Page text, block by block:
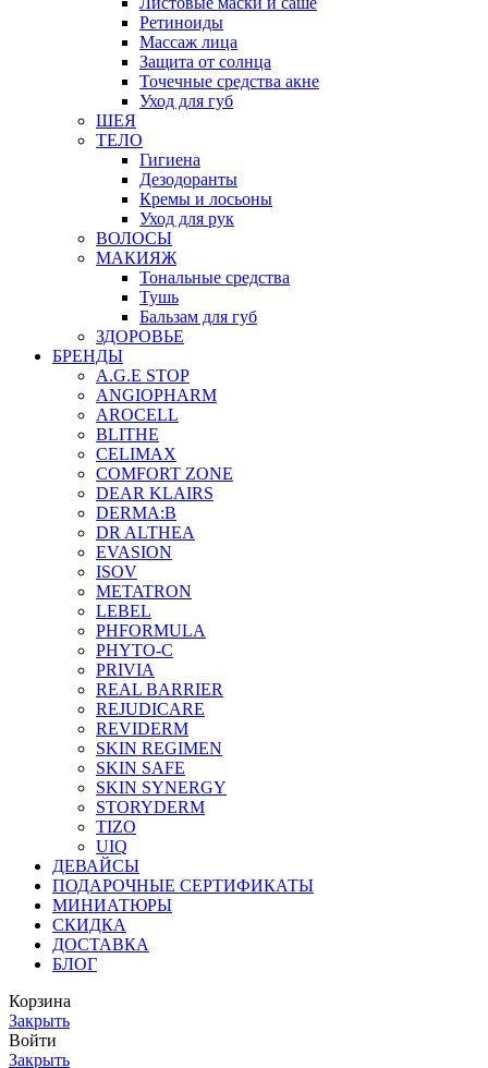
Ретиноиды
Массаж лица
Защита от солнца
Точечные средства акне
Уход для губ
ШЕЯ
ТЕЛО
Гигиена
Дезодоранты
Кремы и лосьоны
Уход для рук
ВОЛОСЫ
МАКИЯЖ
Тональные средства
Тушь
Бальзам для губ
ЗДОРОВЬЕ
БРЕНДЫ
A.G.E STOP
ANGIOPHARM
AROCELL
BLITHE
CELIMAX
COMFORT ZONE
DEAR KLAIRS
DERMA:B
DR ALTHEA
EVASION
ISOV
METATRON
LEBEL
PHFORMULA
PHYTO-C
PRIVIA
REAL BARRIER
REJUDICARE
REVIDERM
SKIN REGIMEN
SKIN SAFE
SKIN SYNERGY
STORYDERM
TIZO
UIQ
ДЕВАЙСЫ
ПОДАРОЧНЫЕ СЕРТИФИКАТЫ
МИНИАТЮРЫ
СКИДКА
ДОСТАВКА
БЛОГ
Корзина
Закрыть
Войти
Закрыть